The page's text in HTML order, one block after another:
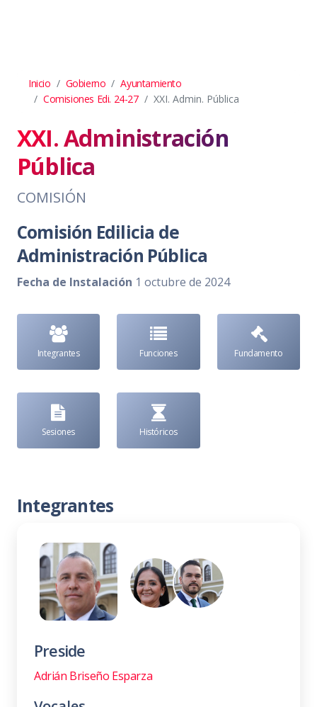
Inicio Gobierno
Ayuntamiento
Comisiones Edi. 24-27
XXI. Admin. Pública
XXI. Administración
Pública
COMISIÓN
Comisión Edilicia de
Administración Pública
Fecha de Instalación 1 octubre de 2024
Integrantes Funciones Fundamento
Sesiones Históricos
Integrantes
Preside
Adrián Briseño Esparza